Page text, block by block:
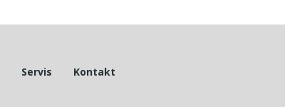
Servis Kontakt